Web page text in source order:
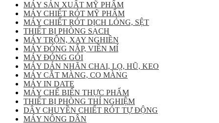
MÁY SẢN XUẤT MỸ PHẨM
MÁY CHIẾT RÓT MỸ PHẨM
MÁY CHIẾT RÓT DỊCH LỎNG, SỆT
THIẾT BỊ PHÒNG SẠCH
MÁY TRỘN, XAY NGHIỀN
MÁY ĐÓNG NẮP, VIỀN MÍ
MÁY ĐÓNG GÓI
MÁY DÁN NHÃN CHAI, LỌ, HŨ, KEO
MÁY CẮT MÀNG, CO MÀNG
MÁY IN DATE
MÁY CHẾ BIẾN THỰC PHẨM
THIẾT BỊ PHÒNG THÍ NGHIỆM
DÂY CHUYỀN CHIẾT RÓT TỰ ĐỘNG
MÁY NÔNG DÂN